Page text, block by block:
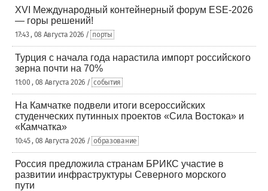
XVI Международный контейнерный форум ESE-2026
— горы решений!
17:43 , 08 Августа 2026 / порты
Турция с начала года нарастила импорт российского
зерна почти на 70%
11:00 , 08 Августа 2026 / события
На Камчатке подвели итоги всероссийских
студенческих путинных проектов «Сила Востока» и
«Камчатка»
10:45 , 08 Августа 2026 / образование
Россия предложила странам БРИКС участие в
развитии инфраструктуры Северного морского
пути